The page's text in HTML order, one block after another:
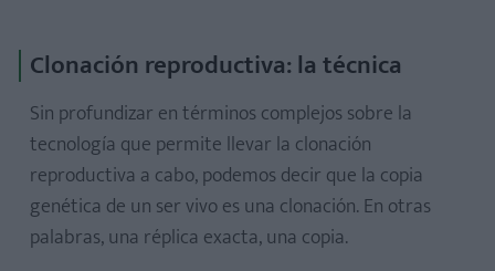
Clonación reproductiva: la técnica
Sin profundizar en términos complejos sobre la
tecnología que permite llevar la clonación
reproductiva a cabo, podemos decir que la copia
genética de un ser vivo es una clonación. En otras
palabras, una réplica exacta, una copia.